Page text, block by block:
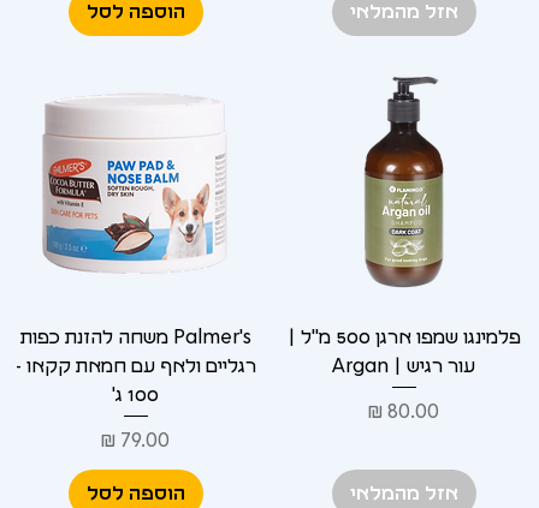
אזל מהמלאי הוספה לסל
פלמינגו שמפו ארגן 500 מ"ל |
עור רגיש | Argan
מחיר
אזל מהמלאי
Palmer's משחה להזנת כפות
רגליים ולאף עם חמאת קקאו -
100 ג'
מחיר
הוספה לסל